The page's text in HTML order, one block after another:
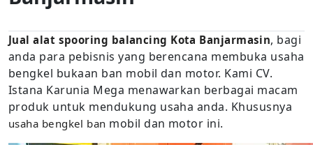
Mesin Air
Jual alat spooring balancing Kota Banjarmasin, bagi
anda para pebisnis yang berencana membuka usaha
bengkel bukaan ban mobil dan motor. Kami CV.
Istana Karunia Mega menawarkan berbagai macam
produk untuk mendukung usaha anda. Khususnya
usaha bengkel ban mobil dan motor ini.